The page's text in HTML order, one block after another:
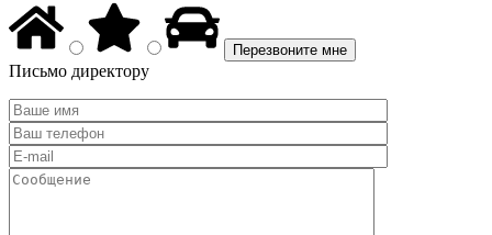
Письмо директору